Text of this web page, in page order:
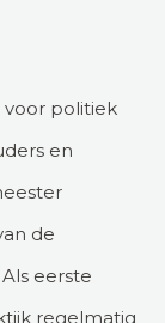
voor politiek
en
de
eerste
regelmatig